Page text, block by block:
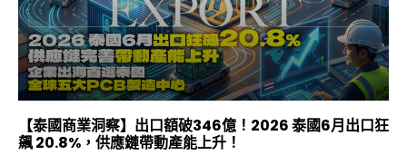
【泰國商業洞察】出口額破346億！2026 泰國6月出口狂
飆 20.8%，供應鏈帶動產能上升！